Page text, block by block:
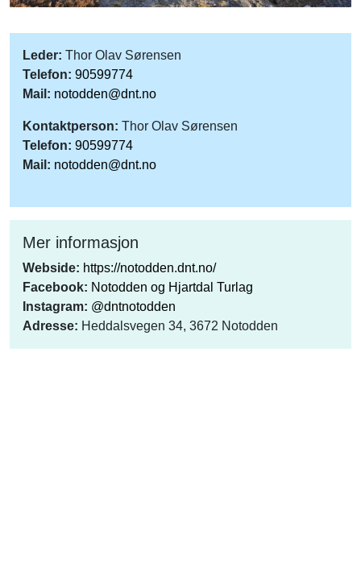
Leder: Thor Olav Sørensen
Telefon: 90599774
Mail: notodden@dnt.no
Kontaktperson: Thor Olav Sørensen
Telefon: 90599774
Mail: notodden@dnt.no
Mer informasjon
Webside: https://notodden.dnt.no/
Facebook: Notodden og Hjartdal Turlag
Instagram: @dntnotodden
Adresse: Heddalsvegen 34, 3672 Notodden